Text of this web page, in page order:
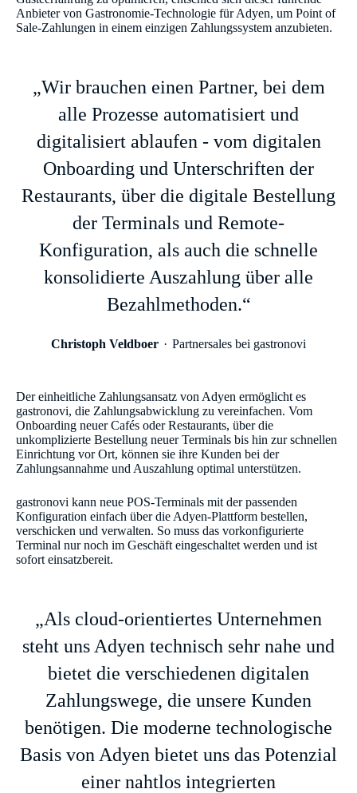
Anbieter von Gastronomie-Technologie für Adyen, um Point of
Sale-Zahlungen in einem einzigen Zahlungssystem anzubieten.
„Wir brauchen einen Partner, bei dem
alle Prozesse automatisiert und
digitalisiert ablaufen - vom digitalen
Onboarding und Unterschriften der
Restaurants, über die digitale Bestellung
der Terminals und Remote-
Konfiguration, als auch die schnelle
konsolidierte Auszahlung über alle
Bezahlmethoden.“
Christoph Veldboer Partnersales bei gastronovi
Der einheitliche Zahlungsansatz von Adyen ermöglicht es
gastronovi, die Zahlungsabwicklung zu vereinfachen. Vom
Onboarding neuer Cafés oder Restaurants, über die
unkomplizierte Bestellung neuer Terminals bis hin zur schnellen
Einrichtung vor Ort, können sie ihre Kunden bei der
Zahlungsannahme und Auszahlung optimal unterstützen.
gastronovi kann neue POS-Terminals mit der passenden
Konfiguration einfach über die Adyen-Plattform bestellen,
verschicken und verwalten. So muss das vorkonfigurierte
Terminal nur noch im Geschäft eingeschaltet werden und ist
sofort einsatzbereit.
„Als cloud-orientiertes Unternehmen
steht uns Adyen technisch sehr nahe und
bietet die verschiedenen digitalen
Zahlungswege, die unsere Kunden
benötigen. Die moderne technologische
Basis von Adyen bietet uns das Potenzial
einer nahtlos integrierten